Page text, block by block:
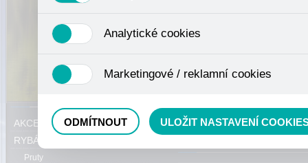
Právě se nacházíte:
AKCE, SLEVY, VÝPRODEJ
RYBÁŘSKÝ SORTIMENT
Pruty
se mimo jiné k ukládání produktů v nákupním košíku,
není zapotřebí Váš souhlas a není možné jej ani odebrat.
Analytické cookies
nejedná o osobní údaje, protože anonymizované cookies
odkazy, prohlížené zboží apod.
Marketingové / reklamní cookies
ODMÍTNOUT ULOŽIT NASTAVENÍ